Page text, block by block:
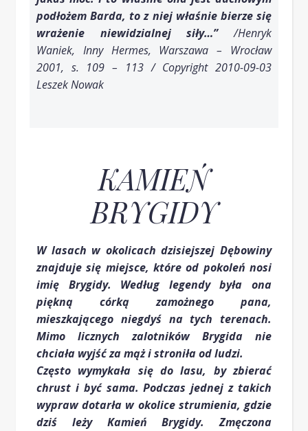
podłożem Barda, to z niej właśnie bierze się
wrażenie niewidzialnej siły…”/Henryk
Waniek, Inny Hermes, Warszawa – Wrocław
2001, s. 109 – 113 / Copyright 2010-09-03
Leszek Nowak
KAMIEŃ
BRYGIDY
W lasach w okolicach dzisiejszej Dębowiny
znajduje się miejsce, które od pokoleń nosi
imię Brygidy. Według legendy była ona
piękną córką zamożnego pana,
mieszkającego niegdyś na tych terenach.
Mimo licznych zalotników Brygida nie
chciała wyjść za mąż i stroniła od ludzi.
Często wymykała się do lasu, by zbierać
chrust i być sama. Podczas jednej z takich
wypraw dotarła w okolice strumienia, gdzie
dziś leży Kamień Brygidy. Zmęczona